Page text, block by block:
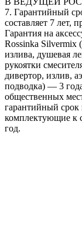
7. Гарантийный
составляет 7 лет,
Гарантия на
Rossinka Silvermix
излива, душевая
рукоятки
дивертор, излив,
подводка) — 3
общественных
гарантийный срок
комплектующие к
год.